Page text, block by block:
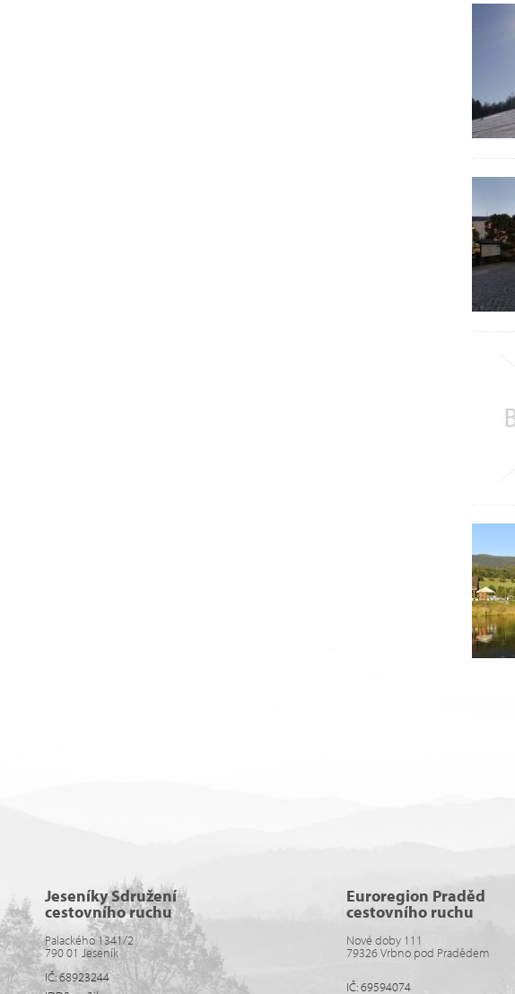
Jeseníky Sdružení
cestovního ruchu
Palackého 1341/2
790 01 Jeseník
IČ: 68923244
Euroregion Praděd
cestovního ruchu
Nové doby 111
79326 Vrbno pod Pradědem
IČ: 69594074